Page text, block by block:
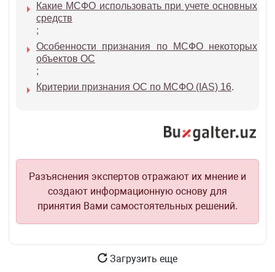
Какие МСФО использовать при учете основных
средств
;
Особенности признания по МСФО некоторых
объектов ОС
;
Критерии признания ОС по МСФО (IAS) 16.
Разъяснения экспертов отражают их мнение и
создают информационную основу для
принятия Вами самостоятельных решений.
Загрузить еще